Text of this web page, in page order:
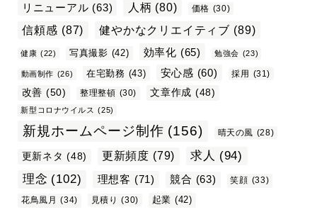
リニューアル (63) 人柄 (80) 価格 (30)
信頼感 (87) 健やかなクリエイティブ (89)
健康 (22) 写真撮影 (42) 効率化 (65) 勉強会 (23)
動画制作 (26) 在宅勤務 (43) 安心感 (60) 採用 (31)
改善 (50) 整理整頓 (30) 文章作成 (48)
新型コロナウイルス (25)
新規ホームページ制作 (156) 晴天の風 (28)
更新ネタ (48) 更新頻度 (79) 求人 (94)
理念 (102) 理想客 (71) 競合 (63) 笑顔 (33)
花鳥風月
(34) 見積り (30) 起業 (42)